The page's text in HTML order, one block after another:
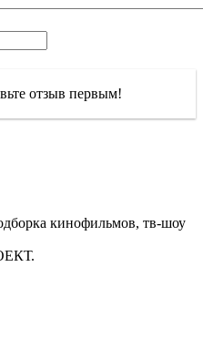
отзыв первым!
кинофильмов, тв-шоу